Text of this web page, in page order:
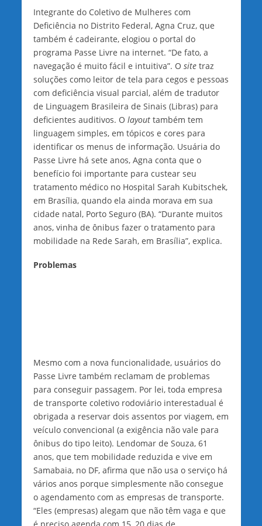
Integrante do Coletivo de Mulheres com
Deficiência no Distrito Federal, Agna Cruz, que
também é cadeirante, elogiou o portal do
programa Passe Livre na internet. “De fato, a
navegação é muito fácil e intuitiva”. O sitetraz
soluções como leitor de tela para cegos e pessoas
com deficiência visual parcial, além de tradutor
de Linguagem Brasileira de Sinais (Libras) para
deficientes auditivos. O layouttambém tem
linguagem simples, em tópicos e cores para
identificar os menus de informação. Usuária do
Passe Livre há sete anos, Agna conta que o
benefício foi importante para custear seu
tratamento médico no Hospital Sarah Kubitschek,
em Brasília, quando ela ainda morava em sua
cidade natal, Porto Seguro (BA). “Durante muitos
anos, vinha de ônibus fazer o tratamento para
mobilidade na Rede Sarah, em Brasília”, explica.
Problemas
Mesmo com a nova funcionalidade, usuários do
Passe Livre também reclamam de problemas
para conseguir passagem. Por lei, toda empresa
de transporte coletivo rodoviário interestadual é
obrigada a reservar dois assentos por viagem, em
veículo convencional (a exigência não vale para
ônibus do tipo leito). Lendomar de Souza, 61
anos, que tem mobilidade reduzida e vive em
Samabaia, no DF, afirma que não usa o serviço há
vários anos porque simplesmente não consegue
o agendamento com as empresas de transporte.
“Eles (empresas) alegam que não têm vaga e que